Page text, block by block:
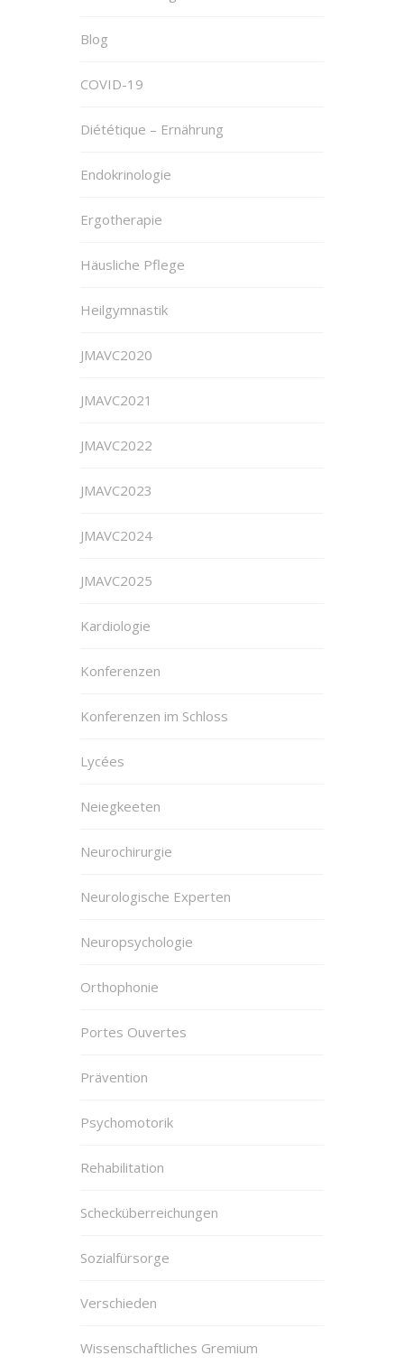
Blog
COVID-19
Diététique – Ernährung
Endokrinologie
Ergotherapie
Häusliche Pflege
Heilgymnastik
JMAVC2020
JMAVC2021
JMAVC2022
JMAVC2023
JMAVC2024
JMAVC2025
Kardiologie
Konferenzen
Konferenzen im Schloss
Lycées
Neiegkeeten
Neurochirurgie
Neurologische Experten
Neuropsychologie
Orthophonie
Portes Ouvertes
Prävention
Psychomotorik
Rehabilitation
Schecküberreichungen
Sozialfürsorge
Verschieden
Wissenschaftliches Gremium